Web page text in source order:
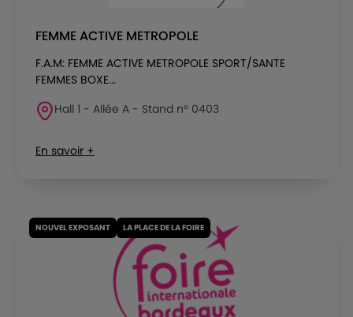
FEMME ACTIVE METROPOLE
F.A.M: FEMME ACTIVE METROPOLE SPORT/SANTE
FEMMES BOXE...
Hall 1 - Allée A - Stand n° 0403
En savoir +
NOUVEL EXPOSANT LA PLACE DE LA FOIRE